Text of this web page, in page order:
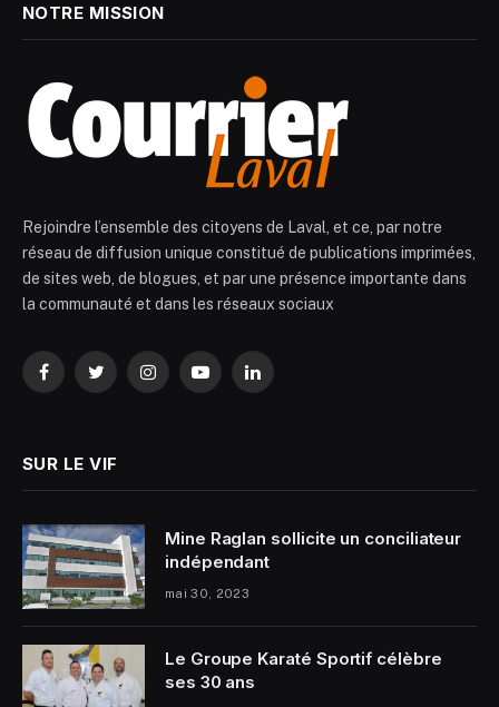
NOTRE MISSION
Rejoindre l’ensemble des citoyens de Laval, et ce, par notre
réseau de diffusion unique constitué de publications imprimées,
de sites web, de blogues, et par une présence importante dans
la communauté et dans les réseaux sociaux
FacebookTwitterInstagramYouTubeLinkedIn
SUR LE VIF
Mine Raglan sollicite un conciliateur
indépendant
mai 30, 2023
Le Groupe Karaté Sportif célèbre
ses 30 ans